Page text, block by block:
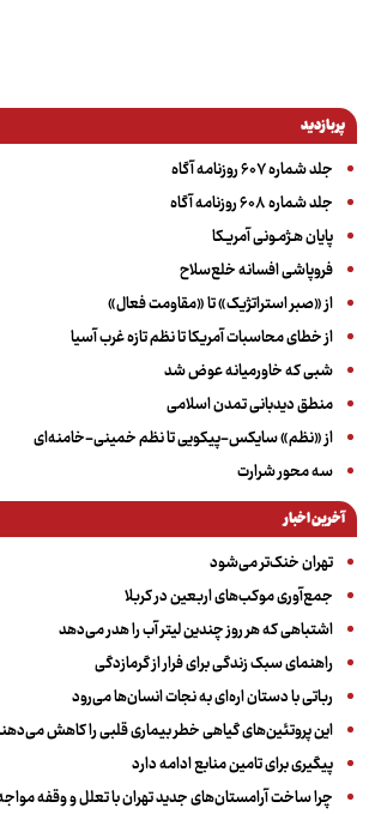
پربازدید
جلد شماره ۶۰۷ روزنامه آگاه
جلد شماره ۶۰۸ روزنامه آگاه
پایان هـژمـونی آمریـکا
فروپاشی افسانه خلع‌سلاح
از «صبر استراتژیک» تا «مقاومت فعال»
از خطای محاسبات آمریکا تا نظم تازه غرب آسیا
شبی که خاورمیانه عوض شد
منطق دیدبانی تمدن اسلامی
از «نظم» سایکس-پیکویی تا نظم خمینی-خامنه‌ای
سه‌ محور شرارت
آخرین اخبار
تهران خنک‌تر می‌شود
جمع‌آوری موکب‌های اربعین در کربلا
اشتباهی که هر روز چندین لیتر آب را هدر می‌دهد
راهنمای سبک زندگی برای فرار از گرمازدگی
رباتی با دستان اره‌ای به نجات انسان‌ها می‌رود
این پروتئین‌های گیاهی خطر بیماری قلبی را کاهش
پیگیری برای تامین منابع ادامه دارد
چرا ساخت آرامستان‌های جدید تهران با تعلل و وقفه